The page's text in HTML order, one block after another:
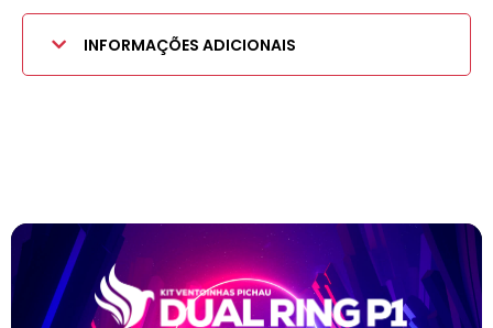
INFORMAÇÕES ADICIONAIS